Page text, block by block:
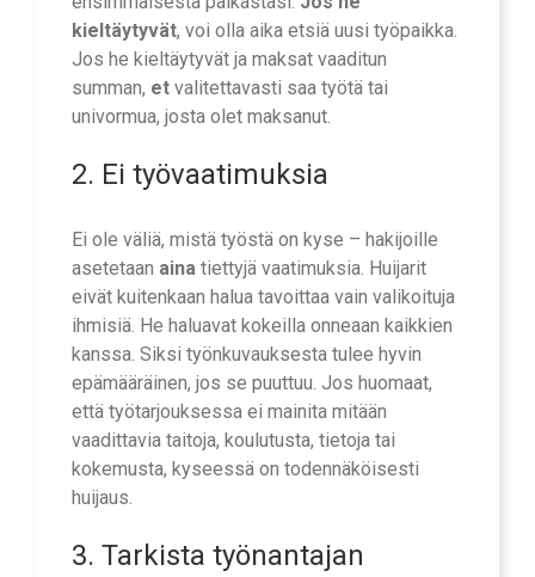
kieltäytyvät, voi olla aika etsiä uusi työpaikka.
Jos he kieltäytyvät ja maksat vaaditun
summan, et valitettavasti saa työtä tai
univormua, josta olet maksanut.
2. Ei työvaatimuksia
Ei ole väliä, mistä työstä on kyse – hakijoille
asetetaan aina tiettyjä vaatimuksia. Huijarit
eivät kuitenkaan halua tavoittaa vain valikoituja
ihmisiä. He haluavat kokeilla onneaan kaikkien
kanssa. Siksi työnkuvauksesta tulee hyvin
epämääräinen, jos se puuttuu. Jos huomaat,
että työtarjouksessa ei mainita mitään
vaadittavia taitoja, koulutusta, tietoja tai
kokemusta, kyseessä on todennäköisesti
huijaus.
3. Tarkista työnantajan